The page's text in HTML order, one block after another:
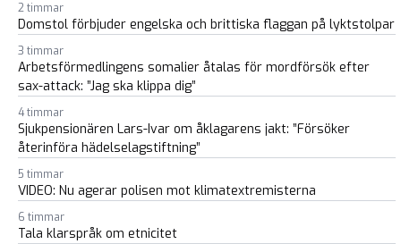
2 timmar
Domstol förbjuder engelska och brittiska flaggan på lyktstolpar
3 timmar
Arbetsförmedlingens somalier åtalas för mordförsök efter
sax-attack: ”Jag ska klippa dig”
4 timmar
Sjukpensionären Lars-Ivar om åklagarens jakt: ”Försöker
återinföra hädelselagstiftning”
5 timmar
VIDEO: Nu agerar polisen mot klimatextremisterna
6 timmar
Tala klarspråk om etnicitet